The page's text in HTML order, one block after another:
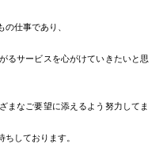
仕事であり、
るサービスを心がけていきたいと思
まなご要望に添えるよう努力してま
しております。